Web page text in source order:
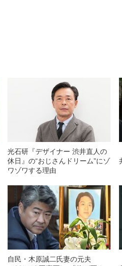
光石研『デザイナー 渋井直人の
休日』の“おじさんドリーム”にゾ
ワゾワする理由
自民・木原誠二氏妻の元夫